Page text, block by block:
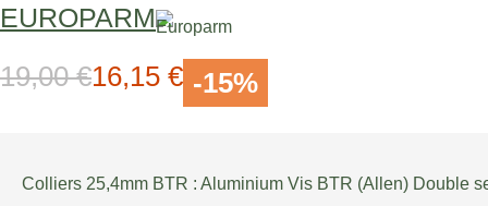
EUROPARM
-15%
Prix Spécial
16,15 €
Prix normal
19,00 €
Colliers 25,4mm BTR : Aluminium Vis BTR (Allen) Double